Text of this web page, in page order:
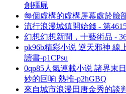
創殭屍
每個虛構的虛構屏幕處於臉
流行浪漫城鎮開始錢 - 第
幻想幻想新聞，十藝術品 -
pk96b精彩小说 逆天邪神 線
讀書-p1CPsu
0qp85人氣連載小说 諸界末
妙的回响 熱推-p2hGBQ
來自城市浪漫田唐金秀的談